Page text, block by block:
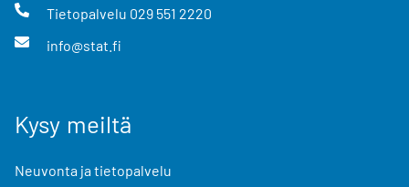
Tietopalvelu 029 551 2220
info@stat.fi
Kysy meiltä
Neuvonta ja tietopalvelu